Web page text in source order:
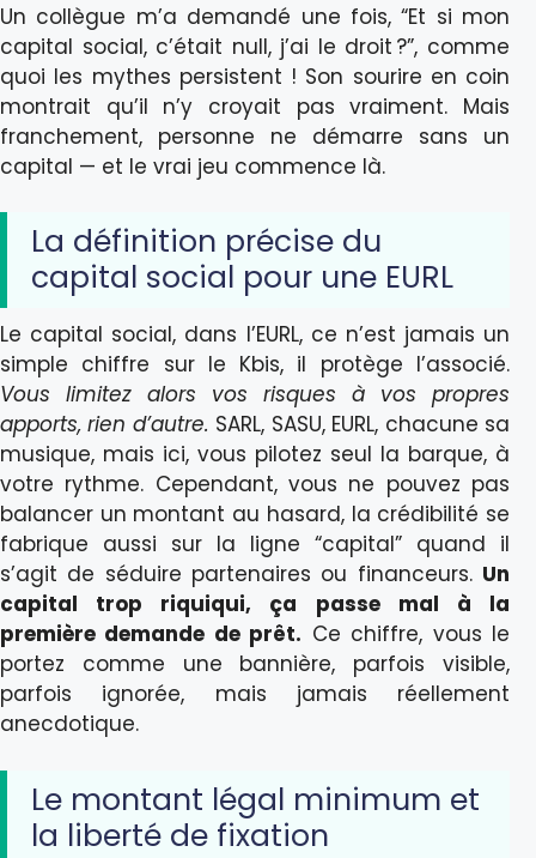
Un collègue m’a demandé une fois, “Et si mon
capital social, c’était null, j’ai le droit ?”, comme
quoi les mythes persistent ! Son sourire en coin
montrait qu’il n’y croyait pas vraiment. Mais
franchement, personne ne démarre sans un
capital — et le vrai jeu commence là.
La définition précise du
capital social pour une EURL
Le capital social, dans l’EURL, ce n’est jamais un
simple chiffre sur le Kbis, il protège l’associé.
Vous limitez alors vos risques à vos propres
apports, rien d’autre. SARL, SASU, EURL, chacune sa
musique, mais ici, vous pilotez seul la barque, à
votre rythme. Cependant, vous ne pouvez pas
balancer un montant au hasard, la crédibilité se
fabrique aussi sur la ligne “capital” quand il
s’agit de séduire partenaires ou financeurs. Un
capital trop riquiqui, ça passe mal à la
première demande de prêt. Ce chiffre, vous le
portez comme une bannière, parfois visible,
parfois ignorée, mais jamais réellement
anecdotique.
Le montant légal minimum et
la liberté de fixation